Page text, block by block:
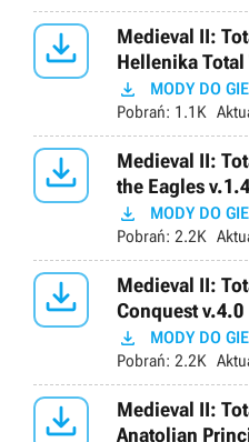

Medieval II:
Hellenika Total
 MODY DO
Pobrań: 1.1K

Medieval II:
the Eagles v.1.4
 MODY DO
Pobrań: 2.2K

Medieval II:
Conquest v.4.0
 MODY DO
Pobrań: 2.2K

Medieval II:
Anatolian